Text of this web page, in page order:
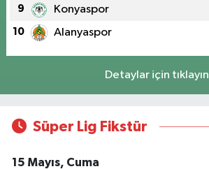
9 Konyaspor
10 Alanyaspor
Detaylar için tıklayın
Süper Lig Fikstür
15 Mayıs, Cuma